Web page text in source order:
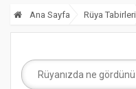
Ana Sayfa Rüya Tabirleri